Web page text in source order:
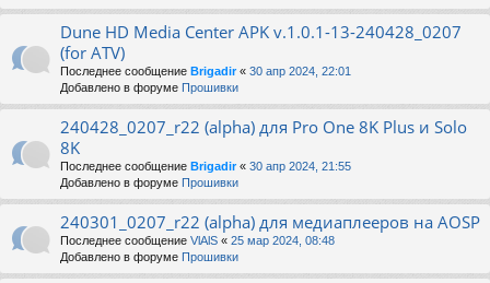
Dune HD Media Center APK v.1.0.1-13-240428_0207
(for ATV)
Последнее сообщение Brigadir« 30 апр 2024, 22:01
Добавлено в форуме Прошивки
240428_0207_r22 (alpha) для Pro One 8K Plus и Solo
8K
Последнее сообщение Brigadir« 30 апр 2024, 21:55
Добавлено в форуме Прошивки
240301_0207_r22 (alpha) для медиаплееров на AOSP
Последнее сообщение VlAlS « 25 мар 2024, 08:48
Добавлено в форуме Прошивки